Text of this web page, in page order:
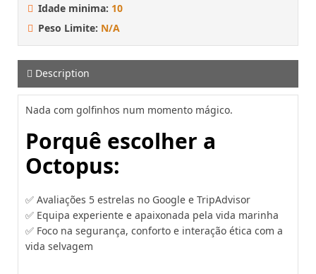
Idade minima: 10
Peso Limite: N/A
Description
Nada com golfinhos num momento mágico.
Porquê escolher a
Octopus:
✅ Avaliações 5 estrelas no Google e TripAdvisor
✅ Equipa experiente e apaixonada pela vida marinha
✅ Foco na segurança, conforto e interação ética com a
vida selvagem